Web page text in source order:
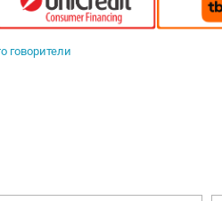
говорители